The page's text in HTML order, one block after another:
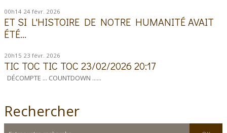
00h14 24 févr. 2026
ET SI L'HISTOIRE DE NOTRE HUMANITÉ AVAIT
ÉTÉ...
20h15 23 févr. 2026
TIC TOC TIC TOC 23/02/2026 20:17
DÉCOMPTE ... COUNTDOWN ......
Rechercher